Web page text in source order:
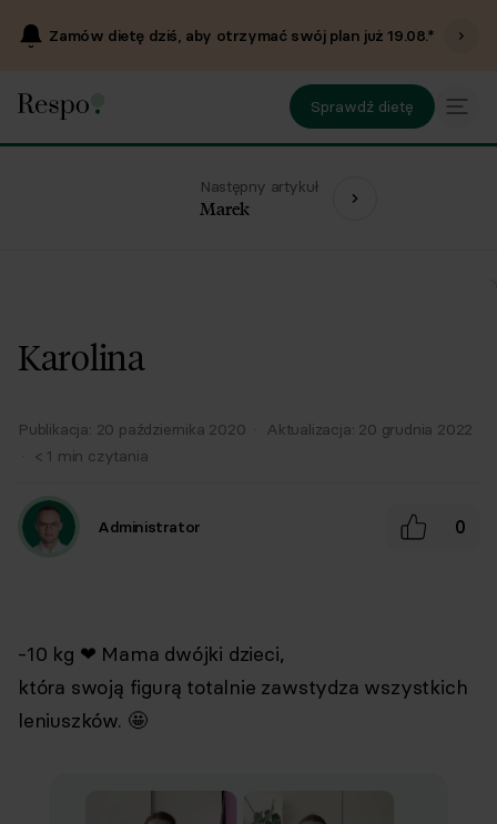
Zamów dietę dziś, aby otrzymać swój plan już19.08.*
Sprawdź dietę
Następny artykuł
Marek
Karolina
Publikacja: 20 października 2020 · Aktualizacja: 20 grudnia 2022
· < 1 min czytania
Administrator 0
-10 kg ❤ Mama dwójki dzieci,⁣
która swoją figurą totalnie zawstydza wszystkich
leniuszków. 🤩